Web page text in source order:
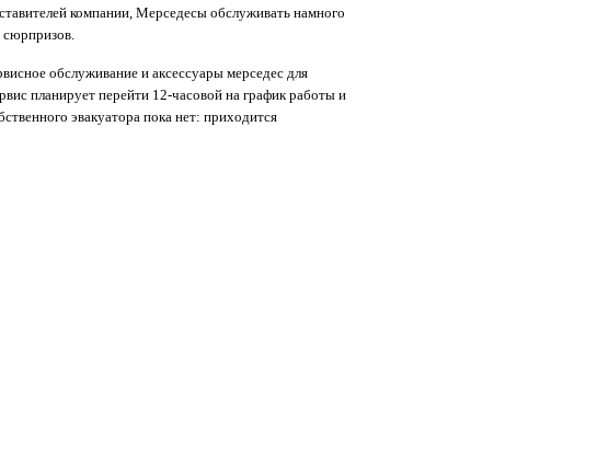
компании, Мерседесы обслуживать намного
обслуживание и аксессуары мерседес для
планирует перейти 12-часовой на график работы и
эвакуатора пока нет: приходится